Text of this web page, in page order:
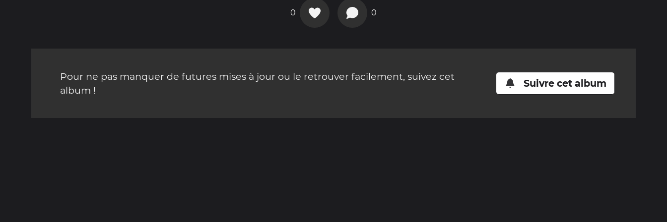
0 0
Pour ne pas manquer de futures mises à jour ou le retrouver facilement, suivez cet
album !
Suivre cet album